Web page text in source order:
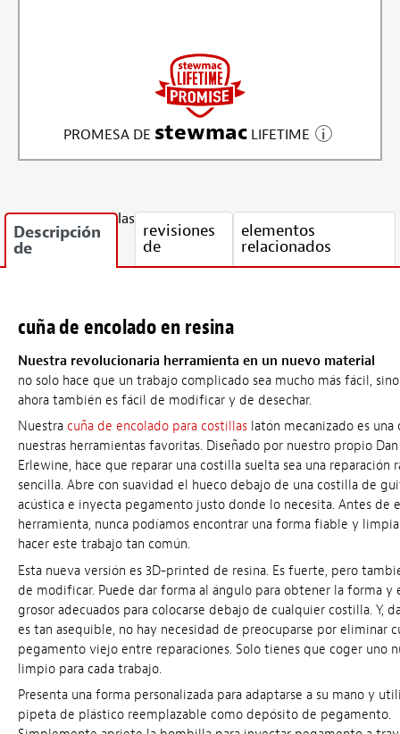
PROMESA DE stewmacLIFETIME
Descripción
de
las
revisiones
de
elementos
relacionados
cuña de encolado en resina
Nuestra revolucionaria herramienta en un nuevo material
no solo hace que un trabajo complicado sea mucho más fácil,
ahora también es fácil de modificar y de desechar.
Nuestra cuña de encolado para costillas latón mecanizado es una
nuestras herramientas favoritas. Diseñado por nuestro propio Dan
Erlewine, hace que reparar una costilla suelta sea una reparación
sencilla. Abre con suavidad el hueco debajo de una costilla de
acústica e inyecta pegamento justo donde lo necesita. Antes de
herramienta, nunca podíamos encontrar una forma fiable y
hacer este trabajo tan común.
Esta nueva versión es 3D-printed de resina. Es fuerte, pero
de modificar. Puede dar forma al ángulo para obtener la forma y
grosor adecuados para colocarse debajo de cualquier costilla. Y,
es tan asequible, no hay necesidad de preocuparse por eliminar
pegamento viejo entre reparaciones. Solo tienes que coger uno
limpio para cada trabajo.
Presenta una forma personalizada para adaptarse a su mano y
pipeta de plástico reemplazable como depósito de pegamento.